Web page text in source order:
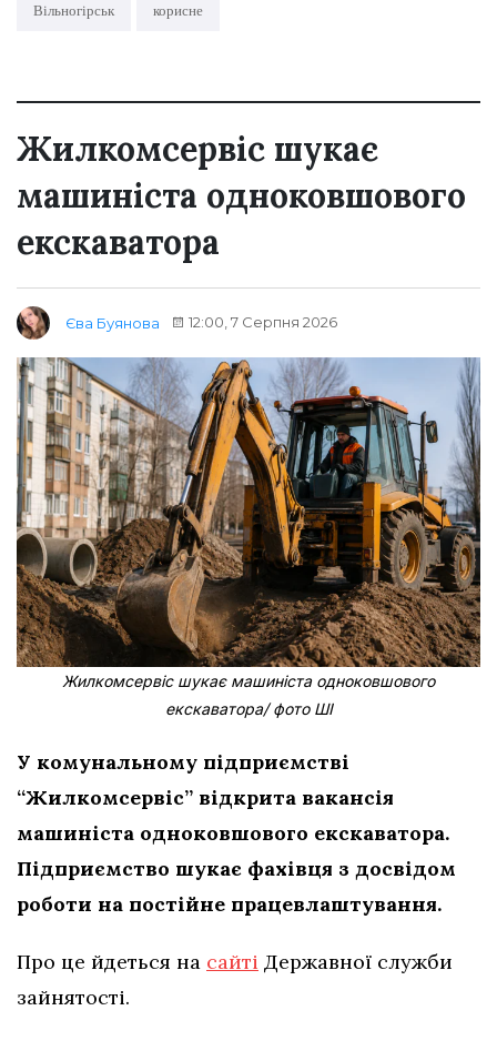
Вільногірськ корисне
Жилкомсервіс шукає
машиніста одноковшового
екскаватора
Єва Буянова 12:00, 7 Серпня 2026
Жилкомсервіс шукає машиніста одноковшового
екскаватора/ фото ШІ
У комунальному підприємстві
“Жилкомсервіс” відкрита вакансія
машиніста одноковшового екскаватора.
Підприємство шукає фахівця з досвідом
роботи на постійне працевлаштування.
Про це йдеться на сайті Державної служби
зайнятості.